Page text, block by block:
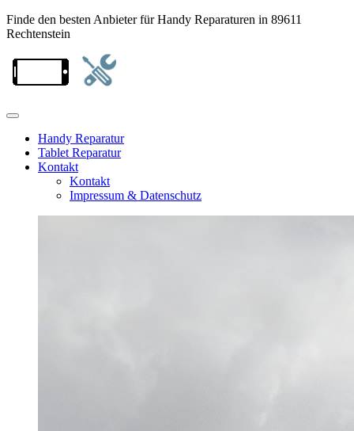
Finde den besten Anbieter für Handy Reparaturen in 89611
Rechtenstein
Handy Reparatur
Tablet Reparatur
Kontakt
Kontakt
Impressum & Datenschutz